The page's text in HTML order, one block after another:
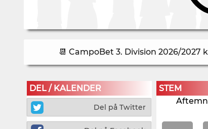
📆 CampoBet 3. Division 2026/
DEL / KALENDER
Del på Twitter
STEM